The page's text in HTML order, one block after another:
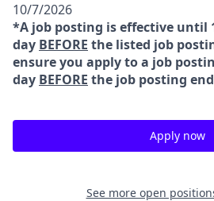
10/7/2026
*A job posting is effective until
day BEFORE the listed job
ensure you apply to a job
day BEFORE the job posting
Apply now
See more open